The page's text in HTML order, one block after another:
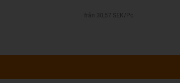
från 30,57 SEK/Pc.